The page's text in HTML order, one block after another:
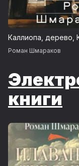
Каллиопа, дерево,
Роман Шмараков
книги